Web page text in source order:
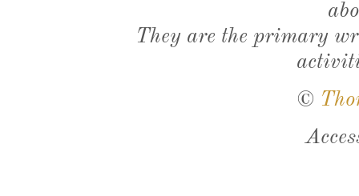
They are the primary
©